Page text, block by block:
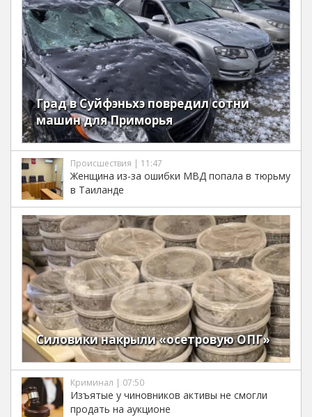
Град в Суйфэньхэ повредил сотни
машин для Приморья
Происшествия | 11:47
Женщина из-за ошибки МВД попала в тюрьму
в Таиланде
Силовики накрыли «осетровую ОПГ»
Криминал | 07:50
Изъятые у чиновников активы не смогли
продать на аукционе